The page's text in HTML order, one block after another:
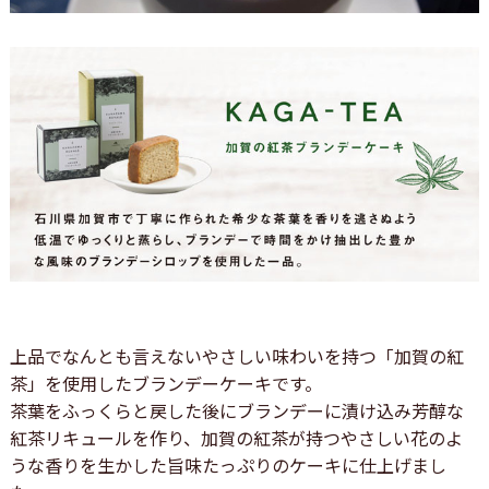
上品でなんとも言えないやさしい味わいを持つ「加賀の紅
茶」を使用したブランデーケーキです。
茶葉をふっくらと戻した後にブランデーに漬け込み芳醇な
紅茶リキュールを作り、加賀の紅茶が持つやさしい花のよ
うな香りを生かした旨味たっぷりのケーキに仕上げまし